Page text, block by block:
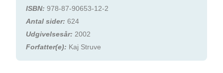
ISBN:978-87-90653-12-2
Antal sider:624
Udgivelsesår: 2002
Forfatter(e): Kaj Struve